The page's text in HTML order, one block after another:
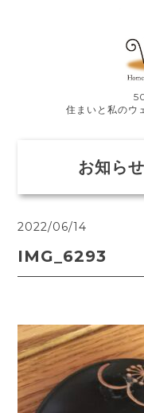
住まいと私のウ
お知ら
2022/06/14
IMG_6293